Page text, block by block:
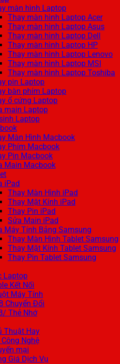
màn hình Laptop
Thay màn hình Laptop Acer
Thay màn hình Laptop Asus
Thay màn hình Laptop Dell
Thay màn hình Laptop HP
Thay màn hình Laptop Lenovo
Thay màn hình Laptop MSI
Thay màn hình Laptop Toshiba
pin Laptop
bàn phím Laptop
ổ cứng Laptop
main Laptop
Laptop
Màn Hình Macbook
Phím Macbook
Pin Macbook
Main Macbook
iPad
Thay Màn Hình iPad
Thay Mặt Kính iPad
Thay Pin iPad
Sửa Main iPad
Máy Tính Bảng Samsung
Thay Màn Hình Tablet Samsung
Thay Mặt Kính Tablet Samsung
Thay Pin Tablet Samsung
Laptop
Kết Nối
Máy Tính
Chuyển Đổi
Thẻ Nhớ
Thuật Hay
Nghệ
mại
Giá Dịch Vụ